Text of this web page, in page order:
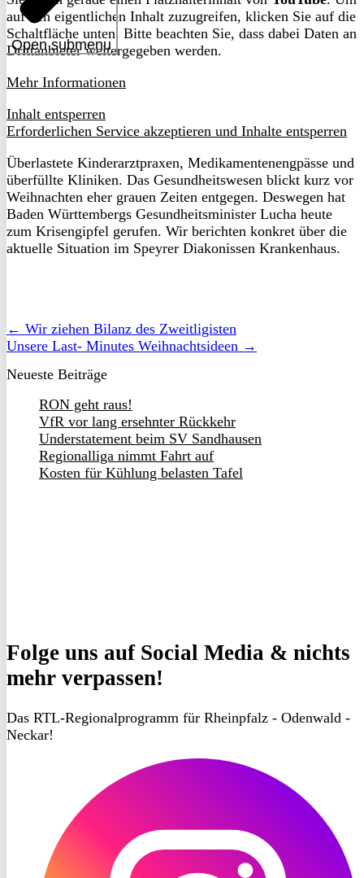
Open submenu
auf den eigentlichen Inhalt zuzugreifen, klicken Sie auf die
Schaltfläche unten. Bitte beachten Sie, dass dabei Daten an
Drittanbieter weitergegeben werden.
Mehr Informationen
Inhalt entsperren
Erforderlichen Service akzeptieren und Inhalte entsperren
Überlastete Kinderarztpraxen, Medikamentenengpässe und
überfüllte Kliniken. Das Gesundheitswesen blickt kurz vor
Weihnachten eher grauen Zeiten entgegen. Deswegen hat
Baden Württembergs Gesundheitsminister Lucha heute
zum Krisengipfel gerufen. Wir berichten konkret über die
aktuelle Situation im Speyrer Diakonissen Krankenhaus.
← Wir ziehen Bilanz des Zweitligisten
Unsere Last- Minutes Weihnachtsideen →
Neueste Beiträge
RON geht raus!
VfR vor lang ersehnter Rückkehr
Understatement beim SV Sandhausen
Regionalliga nimmt Fahrt auf
Kosten für Kühlung belasten Tafel
Folge uns auf Social Media & nichts
mehr verpassen!
Das RTL-Regionalprogramm für Rheinpfalz - Odenwald -
Neckar!
Instagram